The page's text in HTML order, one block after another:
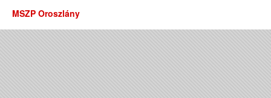
MSZP Oroszlány